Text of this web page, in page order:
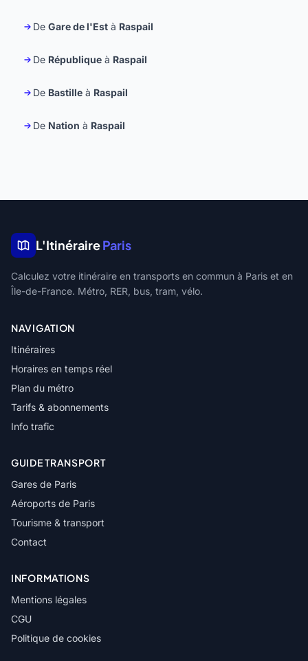
De Gare de l'Est à Raspail
De République à Raspail
De Bastille à Raspail
De Nation à Raspail
L'ItinéraireParis
Calculez votre itinéraire en transports en commun à Paris et en
Île-de-France. Métro, RER, bus, tram, vélo.
NAVIGATION
Itinéraires
Horaires en temps réel
Plan du métro
Tarifs & abonnements
Info trafic
GUIDE TRANSPORT
Gares de Paris
Aéroports de Paris
Tourisme & transport
Contact
INFORMATIONS
Mentions légales
CGU
Politique de cookies